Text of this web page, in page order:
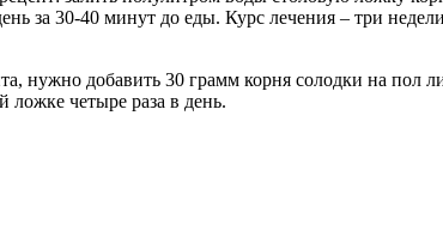
за 30-40 минут до еды. Курс лечения – три
нужно добавить 30 грамм корня солодки на пол
ложке четыре раза в день.